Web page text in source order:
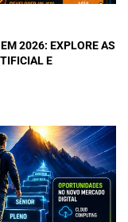
2026: EXPLORE AS
E